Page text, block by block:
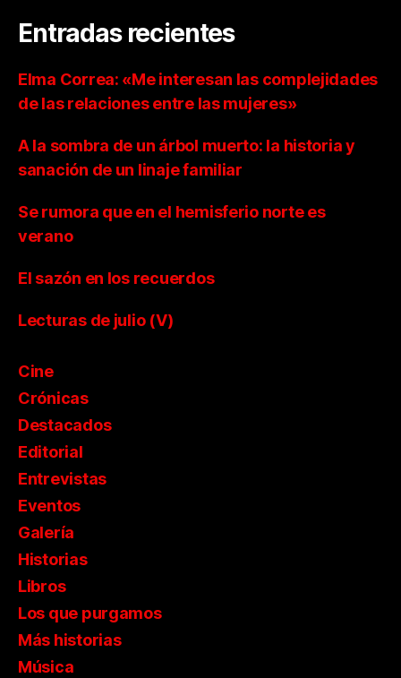
Entradas recientes
Elma Correa: «Me interesan las complejidades
de las relaciones entre las mujeres»
A la sombra de un árbol muerto: la historia y
sanación de un linaje familiar
Se rumora que en el hemisferio norte es
verano
El sazón en los recuerdos
Lecturas de julio (V)
Cine
Crónicas
Destacados
Editorial
Entrevistas
Eventos
Galería
Historias
Libros
Los que purgamos
Más historias
Música